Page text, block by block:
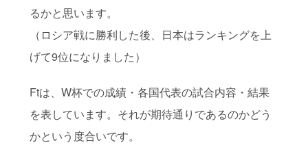
るかと思います。
（ロシア戦に勝利した後、日本はランキングを上
げて9位になりました）
Ftは、W杯での成績・各国代表の試合内容・結果
を表しています。それが期待通りであるのかどう
かという度合いです。